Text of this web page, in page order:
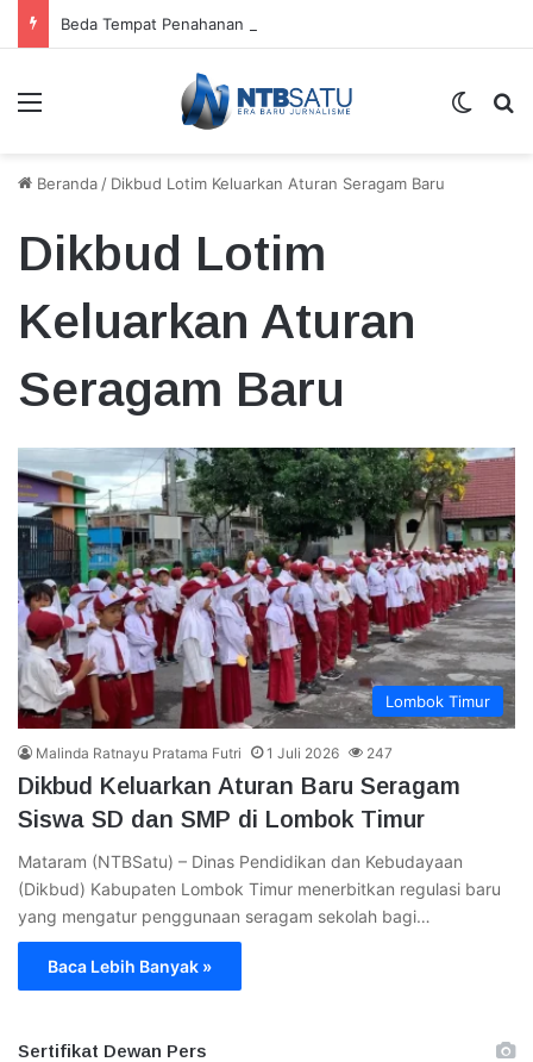
Menu
Beranda / Dikbud Lotim Keluarkan Aturan Seragam Baru
Dikbud Lotim
Keluarkan Aturan
Seragam Baru
Lombok Timur
Malinda Ratnayu Pratama Futri 1 Juli 2026 247
Dikbud Keluarkan Aturan Baru Seragam
Siswa SD dan SMP di Lombok Timur
Mataram (NTBSatu) – Dinas Pendidikan dan Kebudayaan
(Dikbud) Kabupaten Lombok Timur menerbitkan regulasi baru
yang mengatur penggunaan seragam sekolah bagi…
Baca Lebih Banyak »
Sertifikat Dewan Pers